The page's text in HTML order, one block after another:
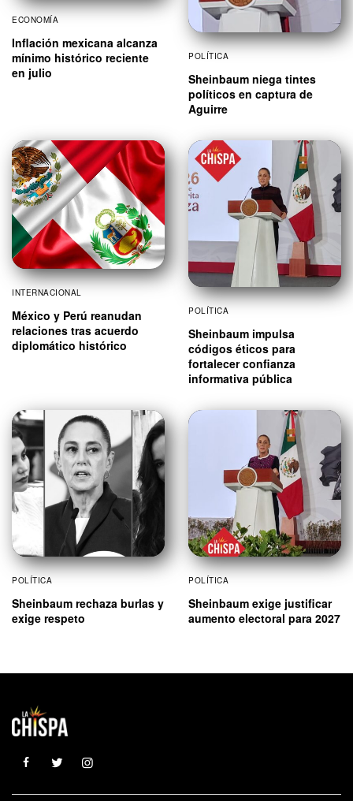
ECONOMÍA
Inflación mexicana alcanza
mínimo histórico reciente
en julio
POLÍTICA
Sheinbaum niega tintes
políticos en captura de
Aguirre
INTERNACIONAL
México y Perú reanudan
relaciones tras acuerdo
diplomático histórico
POLÍTICA
Sheinbaum impulsa
códigos éticos para
fortalecer confianza
informativa pública
POLÍTICA
Sheinbaum rechaza burlas y
exige respeto
POLÍTICA
Sheinbaum exige justificar
aumento electoral para 2027